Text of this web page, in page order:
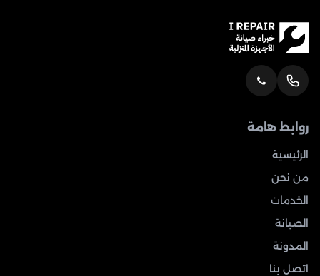
روابط هامة
الرئيسية
من نحن
الخدمات
الصيانة
المدونة
اتصل بنا